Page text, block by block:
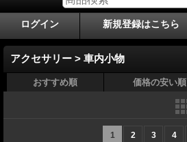
ログイン 新規登録はこちら
アクセサリー > 車内小物
おすすめ順 価格の安い順
1 2 3 4